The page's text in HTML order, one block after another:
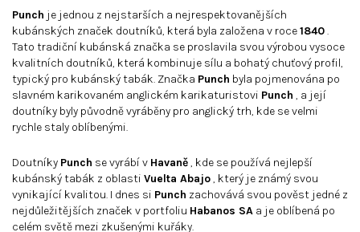
Punch je jednou z nejstarších a nejrespektovanějších
kubánských značek doutníků, která byla založena v roce1840.
Tato tradiční kubánská značka se proslavila svou výrobou vysoce
kvalitních doutníků, která kombinuje sílu a bohatý chuťový profil,
typický pro kubánský tabák. Značka Punch byla pojmenována po
slavném karikovaném anglickém karikaturistovi Punch , a její
doutníky byly původně vyráběny pro anglický trh, kde se velmi
rychle staly oblíbenými.
Doutníky Punch se vyrábí v Havaně, kde se používá nejlepší
kubánský tabák z oblasti Vuelta Abajo, který je známý svou
vynikající kvalitou. I dnes si Punch zachovává svou pověst jedné z
nejdůležitějších značek v portfoliu Habanos SA a je oblíbená po
celém světě mezi zkušenými kuřáky.